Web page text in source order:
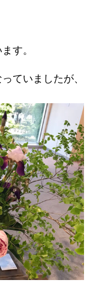
す。
ていましたが、